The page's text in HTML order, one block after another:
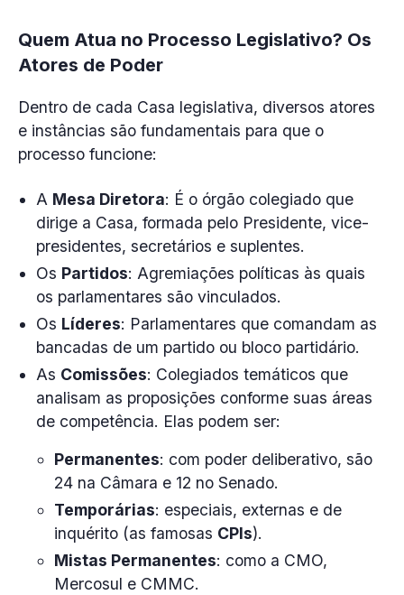
Quem Atua no Processo Legislativo? Os
Atores de Poder
Dentro de cada Casa legislativa, diversos atores
e instâncias são fundamentais para que o
processo funcione:
A Mesa Diretora: É o órgão colegiado que
dirige a Casa, formada pelo Presidente, vice-
presidentes, secretários e suplentes.
Os Partidos: Agremiações políticas às quais
os parlamentares são vinculados.
Os Líderes: Parlamentares que comandam as
bancadas de um partido ou bloco partidário.
As Comissões: Colegiados temáticos que
analisam as proposições conforme suas áreas
de competência. Elas podem ser:
Permanentes: com poder deliberativo, são
24 na Câmara e 12 no Senado.
Temporárias: especiais, externas e de
inquérito (as famosas CPIs).
Mistas Permanentes: como a CMO,
Mercosul e CMMC.